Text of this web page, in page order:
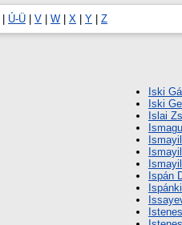
Ú-Ü V W X Y Z
Iski
Iski
Islai
Ispán